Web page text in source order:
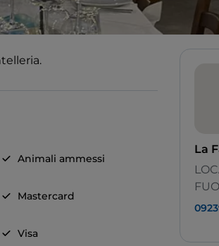
Animali ammessi
Mastercard
Visa
La